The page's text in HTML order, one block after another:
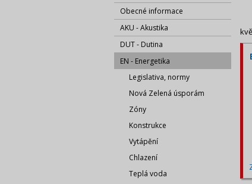
Obecné informace
AKU - Akustika
DUT - Dutina
EN - Energetika
Legislativa, normy
Nová Zelená úsporám
Zóny
Konstrukce
Vytápění
Chlazení
Teplá voda